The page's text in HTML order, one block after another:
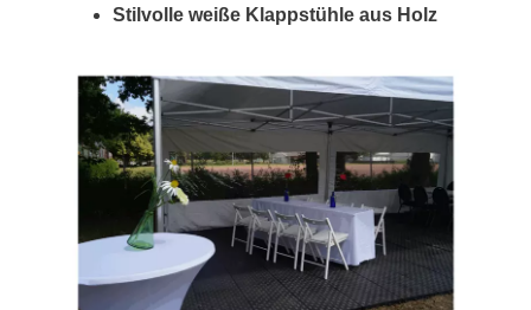
Stilvolle weiße Klappstühle aus Holz